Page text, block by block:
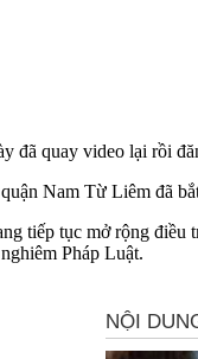
đã quay video lại rồi
Nam Từ Liêm đã
tiếp tục mở rộng điều
Pháp Luật.